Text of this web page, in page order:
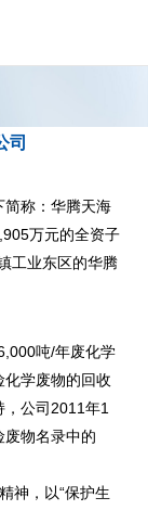
司
简称：华腾天海
万元的全资子
工业东区的华腾
吨/年废化学
学废物的回收
公司2011年1
废物名录中的
神，以“保护生